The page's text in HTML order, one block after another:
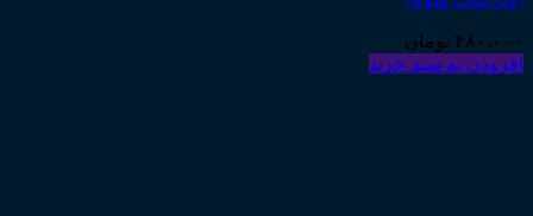
۴۸۰,۰۰۰ تومان
افزودن به سبد خرید